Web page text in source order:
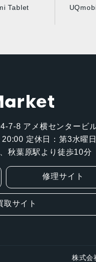
Tablet
7-8 アメ横センタービ
定休日：第3水曜日
秋葉原駅より徒歩10分
修理サイト
取サイト
株式会